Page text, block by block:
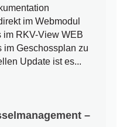
im Webmodul
im RKV-View WEB
im Geschossplan zu
Update ist es...
–